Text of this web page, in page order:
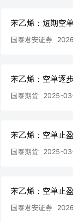
苯乙烯：短期空
国泰君安证券
苯乙烯：空单逐
国泰期货 2025-
苯乙烯：空单止盈
国泰期货 2025-
苯乙烯：空单止盈
国泰君安证券